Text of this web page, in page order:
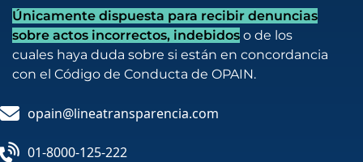
Únicamente dispuesta para recibir denuncias
sobre actos incorrectos, indebidos o de los
cuales haya duda sobre si están en concordancia
con el Código de Conducta de OPAIN.
opain@lineatransparencia.com
01-8000-125-222